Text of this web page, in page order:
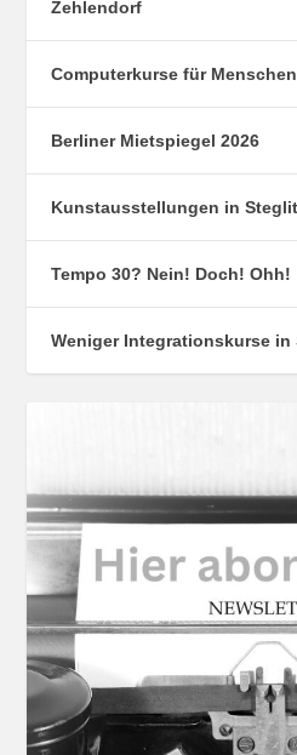
Zehlendorf
Computerkurse für
Berliner Mietspiegel 2026
Kunstausstellungen in
Tempo 30? Nein! Doch! Ohh!
Weniger Integrationskurse